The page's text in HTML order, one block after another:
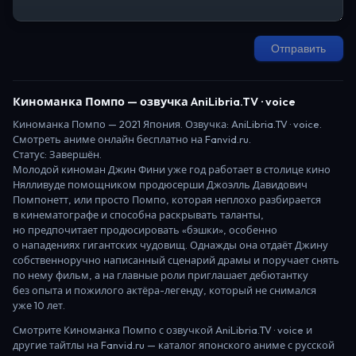
Отправить
Киноманка Помпо — озвучка AniLibria.TV · voice
Киноманка Помпо — 2021 Япония. Озвучка: AniLibria.TV · voice.
Смотреть аниме онлайн бесплатно на Fanvid.ru.
Статус: Завершён.
Молодой киноман Джин Фини уже год работает в столице кино
Нялливуде помощником продюсерши Джоэлль Давидович
Помпонетт, или просто Помпо, которая неплохо разбирается
в кинематографе и способна раскрывать таланты,
но предпочитает продюсировать «бэшки», особенно
о нападениях гигантских чудовищ. Однажды она отдаёт Джину
собственноручно написанный сценарий драмы и поручает снять
по нему фильм, а на главные роли приглашает дебютантку
без опыта и пожилого актёра-легенду, который не снимался
уже 10 лет.
Смотрите Киноманка Помпо с озвучкой AniLibria.TV · voice и
другие тайтлы на Fanvid.ru — каталог японского аниме с русской